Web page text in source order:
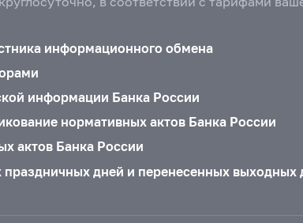
информационного обмена
информации Банка России
нормативных актов Банка России
актов Банка России
праздничных дней и перенесенных выходных